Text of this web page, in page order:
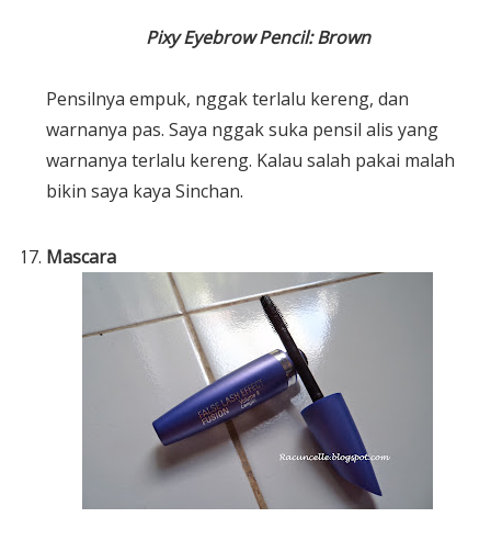
Pixy Eyebrow Pencil: Brown
Pensilnya empuk, nggak terlalu kereng, dan
warnanya pas. Saya nggak suka pensil alis yang
warnanya terlalu kereng. Kalau salah pakai malah
bikin saya kaya Sinchan.
Mascara